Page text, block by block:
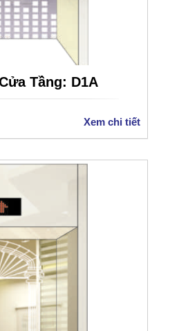
Tầng: D1A
Xem chi tiết